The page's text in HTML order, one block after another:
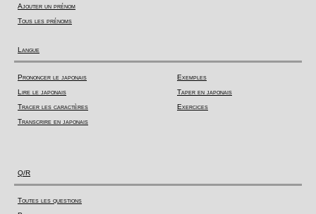
Ajouter un prénom
Tous les prénoms
Langue
Prononcer le japonais
Lire le japonais
Tracer les caractères
Transcrire en japonais
Exemples
Taper en japonais
Exercices
Q/R
Toutes les questions